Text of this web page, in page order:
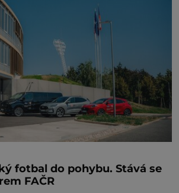
fotbal do pohybu. Stává se
FAČR